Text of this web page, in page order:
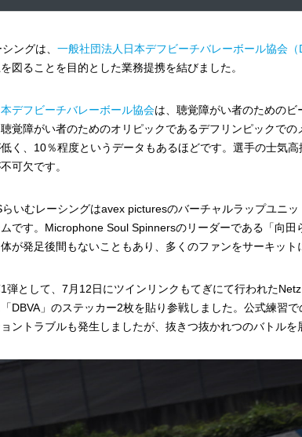
ングは、 一般社団法人日本デフビーチバレーボール協会（
図ることを目的とした業務提携を結びました。
デフビーチバレーボール協会は、聴覚障がい者のための
覚障がい者のためのオリピックであるデフリンピックで
く、10％程度というデータもあるほどです。選手の士気
可欠です。
いむレーシングはavex picturesのバーチャルラップユニ
です。Microphone Soul Spinnersのリーダーである「向田
が発足後間もないこともあり、多くのファンをサーキット
弾として、7月12日にツインリンクもてぎにて行われた
DBVA」のステッカー2枚を貼り参戦しました。公式練習
ントラブルも発生しましたが、抜きつ抜かれつのバトルを